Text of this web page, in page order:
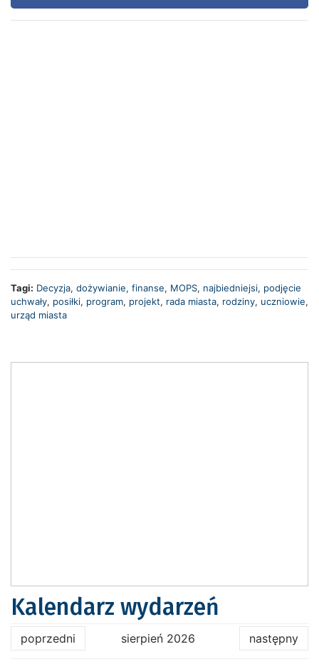
Tagi: Decyzja, dożywianie, finanse, MOPS, najbiedniejsi, podjęcie
uchwały, posiłki, program, projekt, rada miasta, rodziny, uczniowie,
urząd miasta
Kalendarz wydarzeń
poprzedni sierpień 2026 następny